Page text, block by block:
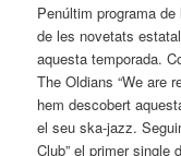
Penúltim programa
de les novetats
aquesta temporada.
The Oldians “We are
hem descobert
el seu ska-jazz.
Club” el primer single